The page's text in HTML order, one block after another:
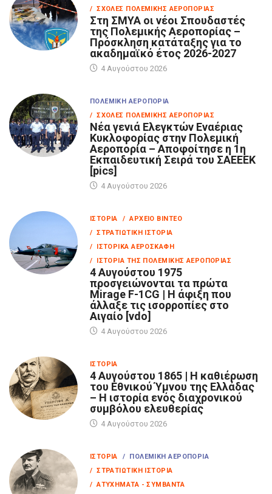
/ ΣΧΟΛΈΣ ΠΟΛΕΜΙΚΉΣ ΑΕΡΟΠΟΡΊΑΣ
Στη ΣΜΥΑ οι νέοι Σπουδαστές
της Πολεμικής Αεροπορίας –
Πρόσκληση κατάταξης για το
ακαδημαϊκό έτος 2026-2027
4 Αυγούστου 2026
ΠΟΛΕΜΙΚΉ ΑΕΡΟΠΟΡΊΑ
/ ΣΧΟΛΈΣ ΠΟΛΕΜΙΚΉΣ ΑΕΡΟΠΟΡΊΑΣ
Νέα γενιά Ελεγκτών Εναέριας
Κυκλοφορίας στην Πολεμική
Αεροπορία – Αποφοίτησε η 1η
Εκπαιδευτική Σειρά του ΣΑΕΕΕΚ
[pics]
4 Αυγούστου 2026
ΙΣΤΟΡΊΑ
/ ΑΡΧΕΊΟ ΒΊΝΤΕΟ
/ ΣΤΡΑΤΙΩΤΙΚΉ ΙΣΤΟΡΊΑ
/ ΙΣΤΟΡΙΚΆ ΑΕΡΟΣΚΆΦΗ
/ ΙΣΤΟΡΊΑ ΤΗΣ ΠΟΛΕΜΙΚΉΣ ΑΕΡΟΠΟΡΊΑΣ
4 Αυγούστου 1975
προσγειώνονται τα πρώτα
Mirage F-1CG | Η άφιξη που
άλλαξε τις ισορροπίες στο
Αιγαίο [vdo]
4 Αυγούστου 2026
ΙΣΤΟΡΊΑ
4 Αυγούστου 1865 | Η καθιέρωση
του Εθνικού Ύμνου της Ελλάδας
– Η ιστορία ενός διαχρονικού
συμβόλου ελευθερίας
4 Αυγούστου 2026
ΙΣΤΟΡΊΑ
/ ΠΟΛΕΜΙΚΉ ΑΕΡΟΠΟΡΊΑ
/ ΣΤΡΑΤΙΩΤΙΚΉ ΙΣΤΟΡΊΑ
/ ΑΤΥΧΉΜΑΤΑ - ΣΥΜΒΆΝΤΑ